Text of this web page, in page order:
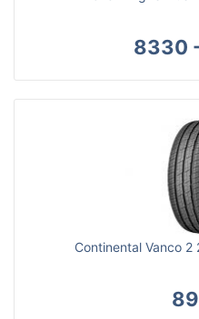
8330
Continental Vanco 2